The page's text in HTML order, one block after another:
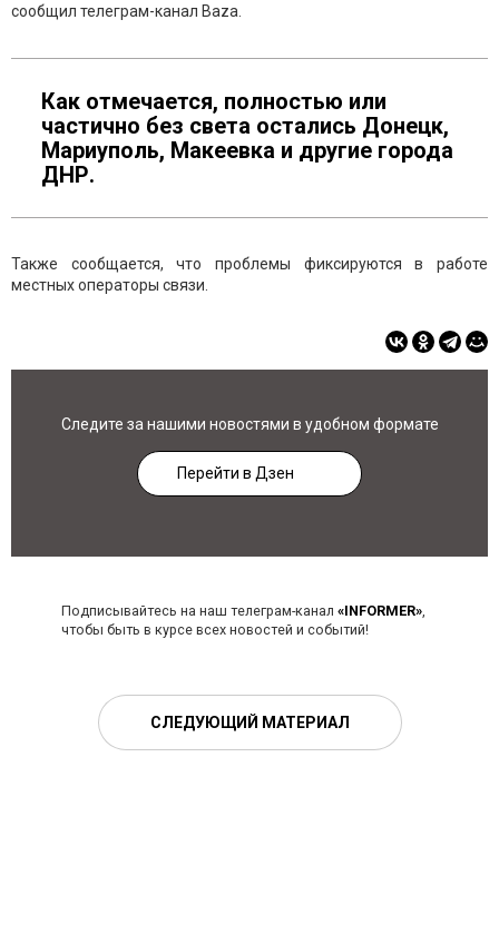
сообщил телеграм-канал Baza.
Как отмечается, полностью или
частично без света остались Донецк,
Мариуполь, Макеевка и другие города
ДНР.
Также сообщается, что проблемы фиксируются в работе
местных операторы связи.
Следите за нашими новостями в удобном формате
Перейти в Дзен
Подписывайтесь на наш телеграм-канал «INFORMER»,
чтобы быть в курсе всех новостей и событий!
СЛЕДУЮЩИЙ МАТЕРИАЛ